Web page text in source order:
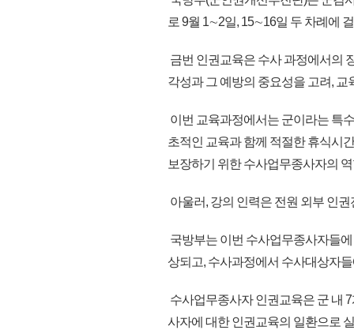
로 9월 1∼2일, 15∼16일 두 차례에
금번 인권교육은 수사 과정에서의
각성과 그 예방의 중요성을 고려, 교
이번 교육과정에서는 군이라는 특
초적인 교육과 함께 적절한 휴식시
보장하기 위한 수사업무종사자의
아울러, 강의 인력은 전원 외부 인
국방부는 이번 수사업무종사자들
상되고, 수사과정에서 수사대상자
수사업무종사자 인권교육은 군 내
사자에 대한 인권교육의 일환으로